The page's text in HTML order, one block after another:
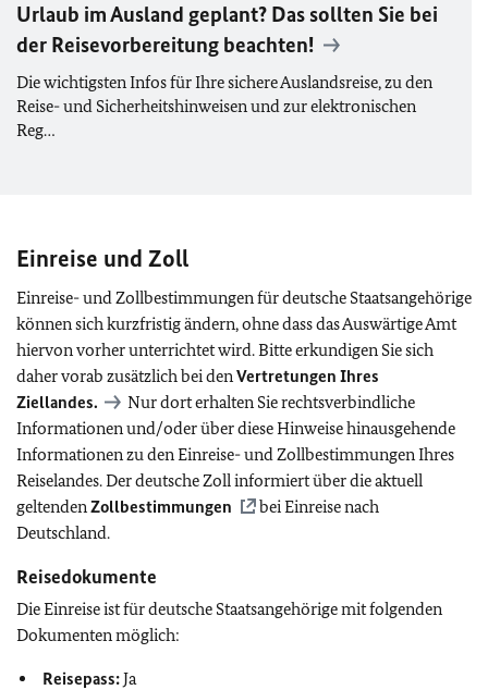
Urlaub im Ausland geplant? Das sollten Sie bei
der Reisevorbereitung beachten!
Die wichtigsten Infos für Ihre sichere Auslandsreise, zu den
Reise- und Sicherheitshinweisen und zur elektronischen
Reg…
Einreise und Zoll
Einreise- und Zollbestimmungen für deutsche Staatsangehörige
können sich kurzfristig ändern, ohne dass das Auswärtige Amt
hiervon vorher unterrichtet wird. Bitte erkundigen Sie sich
daher vorab zusätzlich bei denVertretungen Ihres
Ziellandes.
Nur dort erhalten Sie rechtsverbindliche
Informationen und/oder über diese Hinweise hinausgehende
Informationen zu den Einreise- und Zollbestimmungen Ihres
Reiselandes. Der deutsche Zoll informiert über die aktuell
geltendenZollbestimmungen
bei Einreise nach
Deutschland.
Reisedokumente
Die Einreise ist für deutsche Staatsangehörige mit folgenden
Dokumenten möglich:
Reisepass:Ja